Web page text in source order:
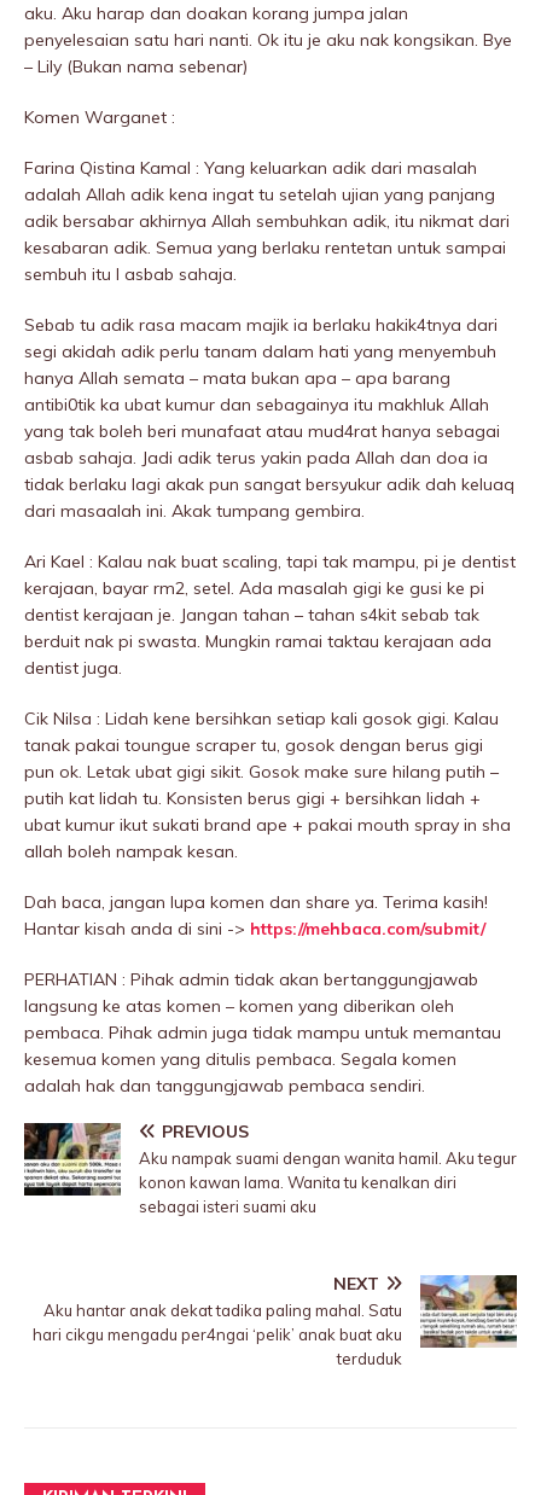
aku. Aku harap dan doakan korang jumpa jalan
penyelesaian satu hari nanti. Ok itu je aku nak kongsikan. Bye
– Lily (Bukan nama sebenar)
Komen Warganet :
Farina Qistina Kamal : Yang keluarkan adik dari masalah
adalah Allah adik kena ingat tu setelah ujian yang panjang
adik bersabar akhirnya Allah sembuhkan adik, itu nikmat dari
kesabaran adik. Semua yang berlaku rentetan untuk sampai
sembuh itu l asbab sahaja.
Sebab tu adik rasa macam majik ia berlaku hakik4tnya dari
segi akidah adik perlu tanam dalam hati yang menyembuh
hanya Allah semata – mata bukan apa – apa barang
antibi0tik ka ubat kumur dan sebagainya itu makhluk Allah
yang tak boleh beri munafaat atau mud4rat hanya sebagai
asbab sahaja. Jadi adik terus yakin pada Allah dan doa ia
tidak berlaku lagi akak pun sangat bersyukur adik dah keluaq
dari masaalah ini. Akak tumpang gembira.
Ari Kael : Kalau nak buat scaling, tapi tak mampu, pi je dentist
kerajaan, bayar rm2, setel. Ada masalah gigi ke gusi ke pi
dentist kerajaan je. Jangan tahan – tahan s4kit sebab tak
berduit nak pi swasta. Mungkin ramai taktau kerajaan ada
dentist juga.
Cik Nilsa : Lidah kene bersihkan setiap kali gosok gigi. Kalau
tanak pakai toungue scraper tu, gosok dengan berus gigi
pun ok. Letak ubat gigi sikit. Gosok make sure hilang putih –
putih kat lidah tu. Konsisten berus gigi + bersihkan lidah +
ubat kumur ikut sukati brand ape + pakai mouth spray in sha
allah boleh nampak kesan.
Dah baca, jangan lupa komen dan share ya. Terima kasih!
Hantar kisah anda di sini -> https://mehbaca.com/submit/
PERHATIAN : Pihak admin tidak akan bertanggungjawab
langsung ke atas komen – komen yang diberikan oleh
pembaca. Pihak admin juga tidak mampu untuk memantau
kesemua komen yang ditulis pembaca. Segala komen
adalah hak dan tanggungjawab pembaca sendiri.
PREVIOUS
Aku nampak suami dengan wanita hamil. Aku tegur
konon kawan lama. Wanita tu kenalkan diri
sebagai isteri suami aku
NEXT
Aku hantar anak dekat tadika paling mahal. Satu
hari cikgu mengadu per4ngai ‘pelik’ anak buat aku
terduduk